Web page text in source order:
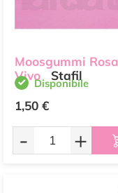
Moosgummi Rosa
Vivo
Stafil
Disponibile
1,50 €
- +